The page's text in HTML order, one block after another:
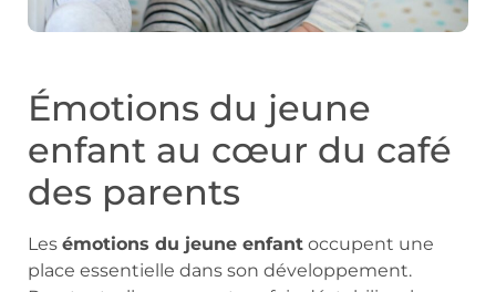
Émotions du jeune
enfant au cœur du café
des parents
Les émotions du jeune enfant occupent une
place essentielle dans son développement.